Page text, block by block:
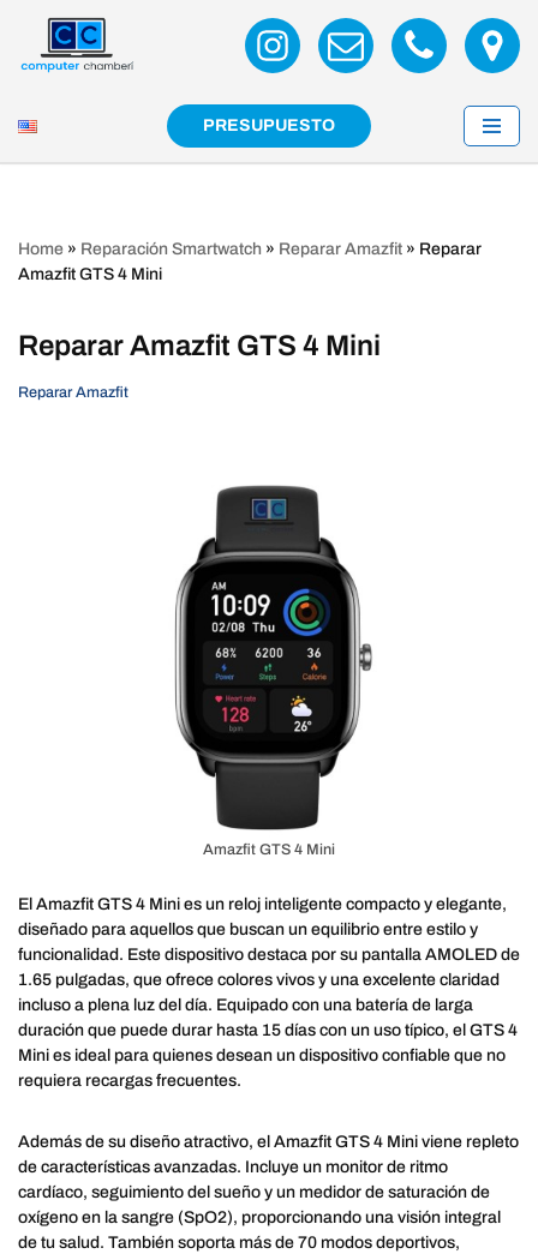
Saltar
PRESUPUESTO
Home » Reparación Smartwatch » Reparar Amazfit » Reparar
Amazfit GTS 4 Mini
Reparar Amazfit GTS 4 Mini
Reparar Amazfit
Amazfit GTS 4 Mini
El Amazfit GTS 4 Mini es un reloj inteligente compacto y elegante,
diseñado para aquellos que buscan un equilibrio entre estilo y
funcionalidad. Este dispositivo destaca por su pantalla AMOLED de
1.65 pulgadas, que ofrece colores vivos y una excelente claridad
incluso a plena luz del día. Equipado con una batería de larga
duración que puede durar hasta 15 días con un uso típico, el GTS 4
Mini es ideal para quienes desean un dispositivo confiable que no
requiera recargas frecuentes.
Además de su diseño atractivo, el Amazfit GTS 4 Mini viene repleto
de características avanzadas. Incluye un monitor de ritmo
cardíaco, seguimiento del sueño y un medidor de saturación de
oxígeno en la sangre (SpO2), proporcionando una visión integral
de tu salud. También soporta más de 70 modos deportivos,